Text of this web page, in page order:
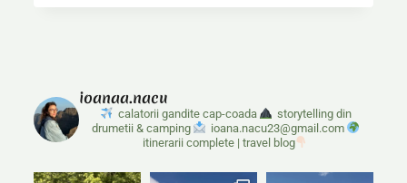
3
ZILE
ioanaa.nacu
calatorii gandite cap-coada
storytelling din
drumetii & camping
ioana.nacu23@gmail.com
itinerarii complete | travel blog